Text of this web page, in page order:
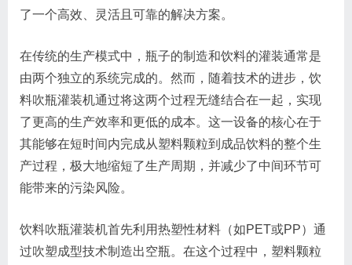
了一个高效、灵活且可靠的解决方案。
在传统的生产模式中，瓶子的制造和饮料的灌装通常是
由两个独立的系统完成的。然而，随着技术的进步，饮
料吹瓶灌装机通过将这两个过程无缝结合在一起，实现
了更高的生产效率和更低的成本。这一设备的核心在于
其能够在短时间内完成从塑料颗粒到成品饮料的整个生
产过程，极大地缩短了生产周期，并减少了中间环节可
能带来的污染风险。
饮料吹瓶灌装机首先利用热塑性材料（如PET或PP）通
过吹塑成型技术制造出空瓶。在这个过程中，塑料颗粒